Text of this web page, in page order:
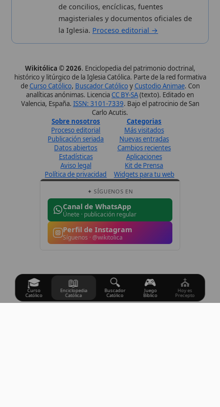
✦ SÍGUENOS EN
Canal de WhatsApp
Únete · publicación regular
Perfil de Instagram